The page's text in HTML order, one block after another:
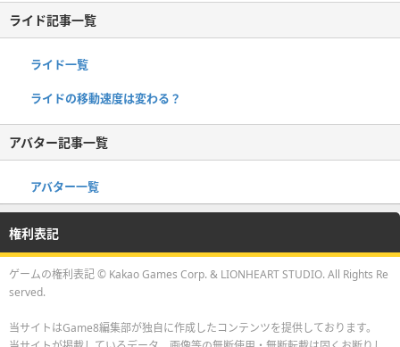
ライド記事一覧
ライド一覧
ライドの移動速度は変わる？
アバター記事一覧
アバター一覧
権利表記
ゲームの権利表記 © Kakao Games Corp. & LIONHEART STUDIO. All Rights Re
served.
当サイトはGame8編集部が独自に作成したコンテンツを提供しております。